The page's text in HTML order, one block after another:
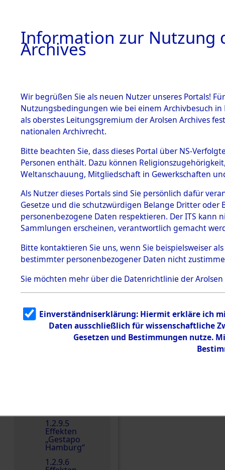
BESTÄNDE
1.
Inhaftierungsdoku
mente
1.2.9 Beim ITS
Effekten
1.2.9.1
Effekten aus
dem KZ
Dachau
1.2.9.2
Effekten aus
dem KZ
Bayerisches
Dokument
e
1.2.9.5
Effekten
„Gestapo
Hamburg“
1.2.9.6
0004
Einen Kommentar
Information zur Nutzung
Archives
Wir begrüßen Sie als neuen Nutzer unseres Portals!
Nutzungsbedingungen wie bei einem Archivbesuch
als oberstes Leitungsgremium der Arolsen Archives
nationalen Archivrecht.
Bitte beachten Sie, dass dieses Portal über NS-
Personen enthält. Dazu können
Weltanschauung, Mitgliedschaft in Gewerkschaften
Als Nutzer dieses Portals sind Sie persönlich dafür
Gesetze und die schutzwürdigen Belange Dritter
personenbezogene Daten respektieren. Der ITS
Sammlungen erscheinen, verantwortlich gemacht
Bitte kontaktieren Sie uns, wenn Sie beispielsweiser
bestimmter personenbezogener Daten nicht
Sie möchten mehr über die Datenrichtlinie der Arolsen
Einverständniserklärung: Hiermit erkläre ich
Daten ausschließlich für wissenschaftliche
Gesetzen und Bestimmungen nutze.